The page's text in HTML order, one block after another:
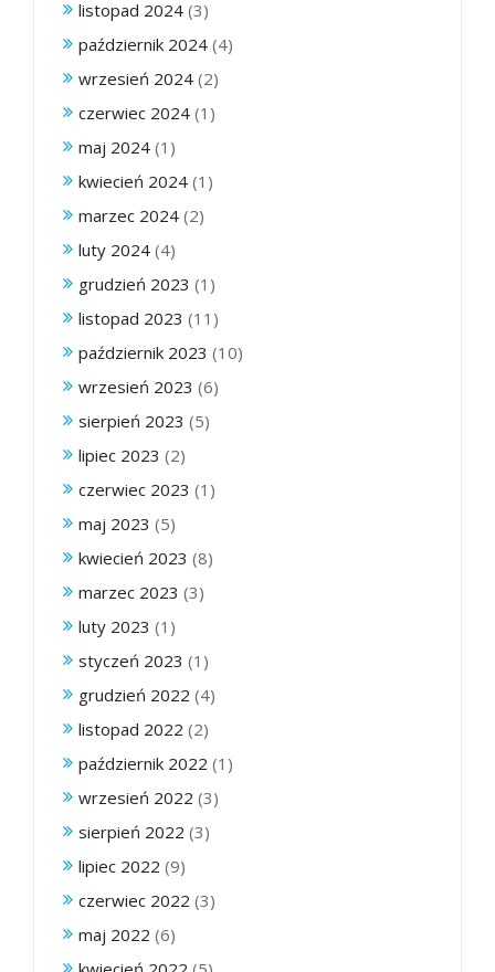
listopad 2024 (3)
październik 2024 (4)
wrzesień 2024 (2)
czerwiec 2024 (1)
maj 2024 (1)
kwiecień 2024 (1)
marzec 2024 (2)
luty 2024 (4)
grudzień 2023 (1)
listopad 2023 (11)
październik 2023 (10)
wrzesień 2023 (6)
sierpień 2023 (5)
lipiec 2023 (2)
czerwiec 2023 (1)
maj 2023 (5)
kwiecień 2023 (8)
marzec 2023 (3)
luty 2023 (1)
styczeń 2023 (1)
grudzień 2022 (4)
listopad 2022 (2)
październik 2022 (1)
wrzesień 2022 (3)
sierpień 2022 (3)
lipiec 2022 (9)
czerwiec 2022 (3)
maj 2022 (6)